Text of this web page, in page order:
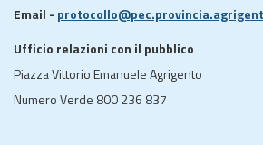
Email -
Ufficio relazioni con il pubblico
Piazza Vittorio Emanuele Agrigento
Numero Verde 800 236 837